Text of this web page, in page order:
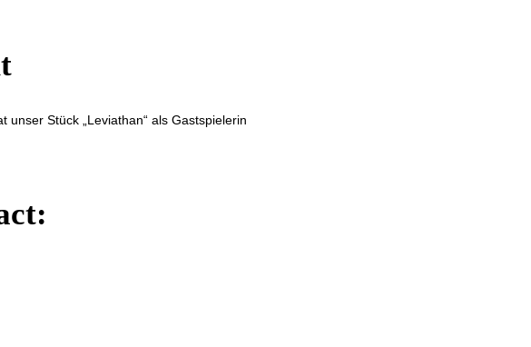
unser Stück „Leviathan“ als Gastspielerin